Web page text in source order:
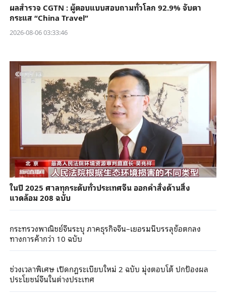
ผลสำรวจ CGTN : ผู้ตอบแบบสอบถามทั่วโลก 92.9% จับตา
กระแส “China Travel”
2026-08-06 03:33:46
ในปี 2025 ศาลทุกระดับทั่วประเทศจีน ออกคำสั่งด้านสิ่ง
แวดล้อม 208 ฉบับ
กระทรวงพาณิชย์จีนระบุ ภาคธุรกิจจีน–เยอรมนีบรรลุข้อตกลง
ทางการค้ากว่า 10 ฉบับ
ช่วงเวลาพิเศษ เปิดกฎระเบียบใหม่ 2 ฉบับ มุ่งตอบโต้ ปกป้องผล
ประโยชน์จีนในต่างประเทศ